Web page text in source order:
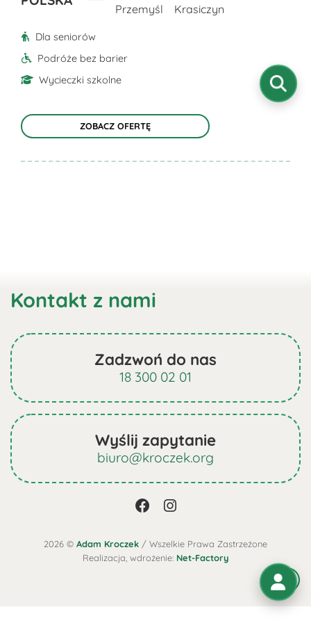
produktu
Przemyśl
Krasiczyn
Dla seniorów
Podróże bez barier
Wycieczki szkolne
ZOBACZ OFERTĘ
Kontakt z nami
Zadzwoń do nas
18 300 02 01
Wyślij zapytanie
biuro@kroczek.org
2026 © Adam Kroczek / Wszelkie Prawa Zastrzeżone
Realizacja, wdrożenie: Net-Factory